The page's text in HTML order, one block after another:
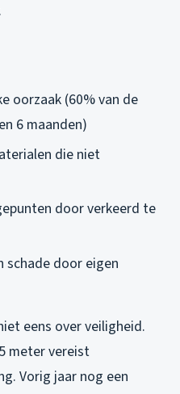
oorzaak (60% van de
6 maanden)
die niet
door verkeerd te
schade door eigen
eens over veiligheid.
meter vereist
Vorig jaar nog een